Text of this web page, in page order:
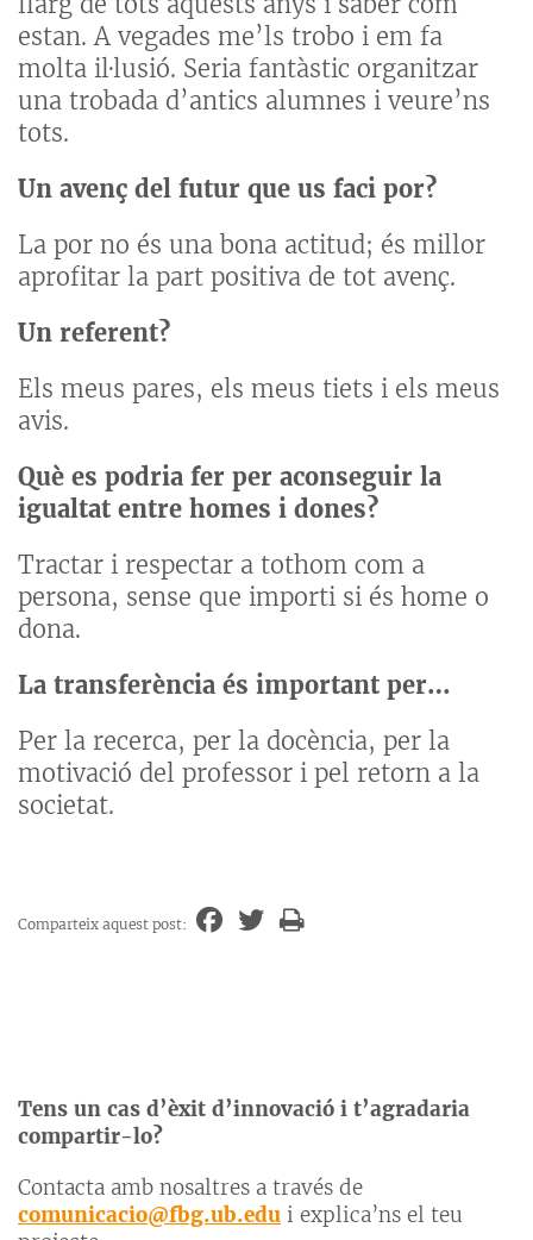
estan. A vegades me’ls trobo i em fa
molta il·lusió. Seria fantàstic organitzar
una trobada d’antics alumnes i veure’ns
tots.
Un avenç del futur que us faci por?
La por no és una bona actitud; és millor
aprofitar la part positiva de tot avenç.
Un referent?
Els meus pares, els meus tiets i els meus
avis.
Què es podria fer per aconseguir la
igualtat entre homes i dones?
Tractar i respectar a tothom com a
persona, sense que importi si és home o
dona.
La transferència és important per…
Per la recerca, per la docència, per la
motivació del professor i pel retorn a la
societat.
Comparteix aquest post:
Tens un cas d’èxit d’innovació i t’agradaria
compartir-lo?
Contacta amb nosaltres a través de
comunicacio@fbg.ub.edu i explica’ns el teu